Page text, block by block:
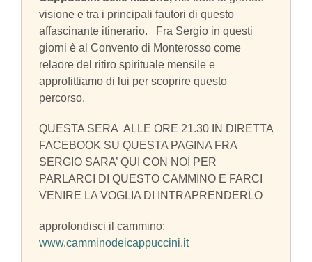
visione e tra i principali fautori di questo
affascinante itinerario. Fra Sergio in questi
giorni è al Convento di Monterosso come
relaore del ritiro spirituale mensile e
approfittiamo di lui per scoprire questo
percorso.
QUESTA SERA ALLE ORE 21.30 IN DIRETTA
FACEBOOK SU QUESTA PAGINA FRA
SERGIO SARA’ QUI CON NOI PER
PARLARCI DI QUESTO CAMMINO E FARCI
VENIRE LA VOGLIA DI INTRAPRENDERLO
approfondisci il cammino:
www.camminodeicappuccini.it